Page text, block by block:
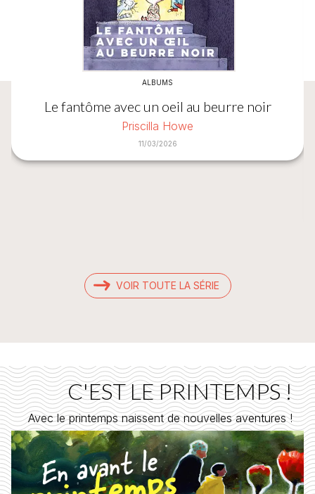
ALBUMS
Le fantôme avec un oeil au beurre noir
Priscilla Howe
11/03/2026
VOIR TOUTE LA SÉRIE
C'EST LE PRINTEMPS !
Avec le printemps naissent de nouvelles aventures !